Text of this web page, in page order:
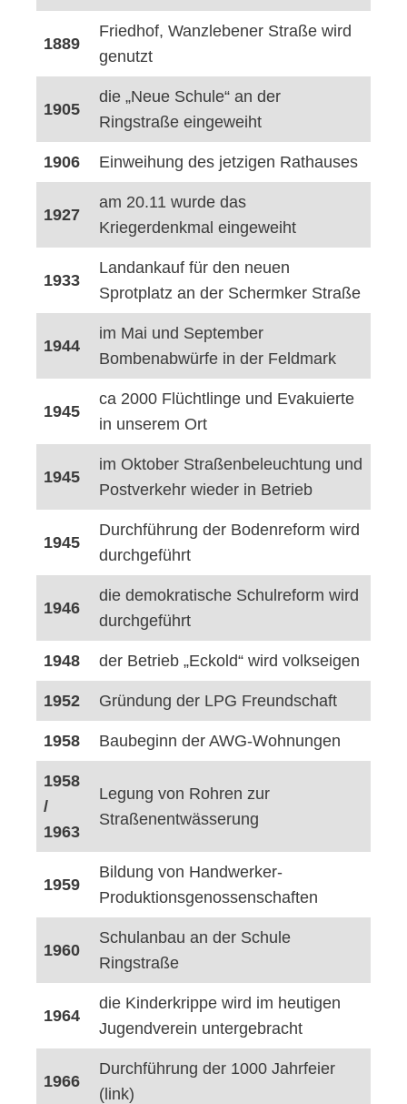
1889
Friedhof, Wanzlebener Straße wird
genutzt
1905
die „Neue Schule“ an der
Ringstraße eingeweiht
1906 Einweihung des jetzigen Rathauses
1927
am 20.11 wurde das
Kriegerdenkmal eingeweiht
1933
Landankauf für den neuen
Sprotplatz an der Schermker Straße
1944
im Mai und September
Bombenabwürfe in der Feldmark
1945
ca 2000 Flüchtlinge und Evakuierte
in unserem Ort
1945
im Oktober Straßenbeleuchtung und
Postverkehr wieder in Betrieb
1945
Durchführung der Bodenreform wird
durchgeführt
1946
die demokratische Schulreform wird
durchgeführt
1948 der Betrieb „Eckold“ wird volkseigen
1952 Gründung der LPG Freundschaft
1958 Baubeginn der AWG-Wohnungen
1958
/
1963
Legung von Rohren zur
Straßenentwässerung
1959
Bildung von Handwerker-
Produktionsgenossenschaften
1960
Schulanbau an der Schule
Ringstraße
1964
die Kinderkrippe wird im heutigen
Jugendverein untergebracht
1966
Durchführung der 1000 Jahrfeier
(link)